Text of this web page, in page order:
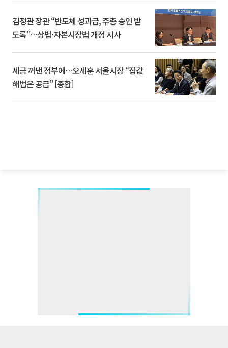
김정관 장관 “반도체 성과급, 주총 승인 받
도록”…상법·자본시장법 개정 시사
세금 꺼낸 정부에…오세훈 서울시장 “집값
해법은 공급” [종합]